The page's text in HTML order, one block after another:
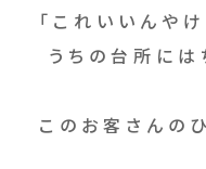
「これいいんやけ
うちの台所にはち
このお客さんの